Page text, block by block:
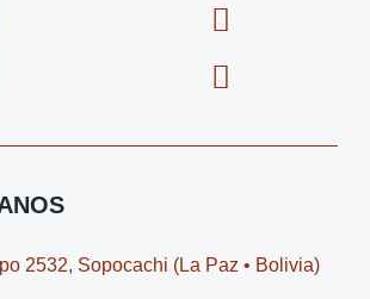
X
t
i
r
I
o
-
t
2532, Sopocachi (La Paz • Bolivia)